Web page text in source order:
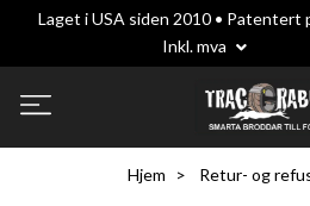
Laget i USA siden 2010 • Patentert
Inkl. mva
Hjem Retur- og